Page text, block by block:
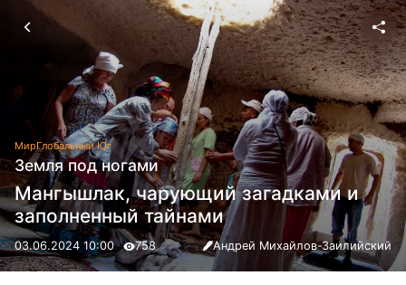
МирГлобальный Юг
Земля под ногами
Мангышлак, чарующий загадками и
заполненный тайнами
03.06.2024 10:00 758 Андрей Михайлов-Заилийский